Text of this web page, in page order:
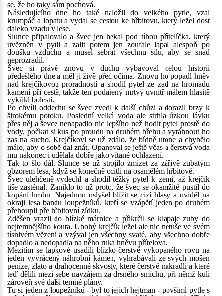
se, že ho taky sám pochová.
Následujícího dne ho také naložil do velkého pytle, vzal
krumpáč a lopatu a vydal se cestou ke hřbitovu, který ležel dost
daleko vzadu v lese.
Slunce připalovalo a švec jen hekal pod tíhou přítelíčka, který
uvězněn v pytli a zalit potem jen zoufale lapal alespoň po
doušku vzduchu a musel sebrat všechnu sílu, aby se snad
neprozradil.
Švec si právě znovu v duchu vybavoval celou historii
předešlého dne a měl ji živě před očima. Znovu ho popadl hněv
nad krejčíkovou proradností a shodil pytel ze zad na hromadu
kamení při cestě, takže ten podařený mrtvý uvnitř málem hlasitě
vykřikl bolestí.
Po chvíli oddechu se švec zvedl k další chůzi a dorazil brzy k
širokému potoku. Poslední velká voda ale strhla úzkou lávku
přes něj a ševce nenapadlo nic lepšího než hodit pytel prostě do
vody, počkat si kus po proudu na druhém břehu a vytáhnout ho
zas na sucho. Krejčíkovi se už zdálo, že bídně utone a chybělo
málo, aby o sobě dal znát. Opanoval se ještě včas a čerstvá voda
mu nakonec i udělala dobře jako vítané ochlazení.
Tak to šlo dál. Slunce se už strojilo zmizet za zářivě zubatým
obzorem lesa, když se konečně ocitli na osamělém hřbitově.
Švec ulehčeně vydechl a shodil těžký pytel k zemi, až krejčík
tiše zasténal. Zaniklo to už proto, že švec se okamžitě pustil do
kopání hrobu. Najednou uslyšel blížit se cizí hlasy a uviděl na
okraji lesa bandu loupežníků, kteří se vzápětí jeden po druhém
přehoupli pře hřbitovní zídku.
Zděšen vrazil do blízké márnice a přikrčil se klapaje zuby do
nejtemnějšího kouta. Ubohý krejčík ležel ale nic netuše ve svém
tísnivém vězení a vzýval jen všechny svaté, aby všechno dobře
dopadlo a nedopadla na něho ruka hněvu přítelova.
Mezitím se lapkové usadili blízko čerstvě vykopaného rovu na
jeden vyvrácený náhrobní kámen, vyhrabávali ze svých mošen
peníze, zlato a drahocenné skvosty, které čerstvě nakradli a které
teď dělili mezi sebe navzájem za drsného smíchu, při němž kuli
zároveň své další temné plány.
Tu si jeden z loupežníků - byl to jejich hejtman - povšiml pytle s